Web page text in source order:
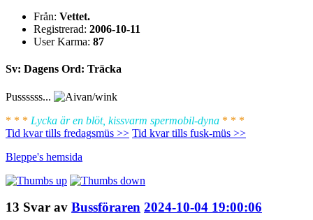
Från: Vettet.
Registrerad: 2006-10-11
User Karma: 87
Sv: Dagens Ord: Träcka
Pussssss...
* * * Lycka är en blöt, kissvarm spermobil-dyna * * *
Tid kvar tills fredagsmüs >> Tid kvar tills fusk-müs >>
Bleppe's hemsida
13 Svar av Bussföraren 2024-10-04 19:00:06